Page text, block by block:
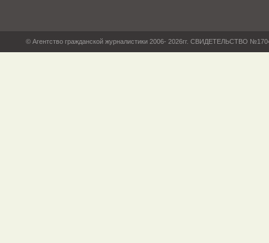
© Агентство гражданской журналистики 2006- 2026гг. СВИДЕТЕЛЬСТВО